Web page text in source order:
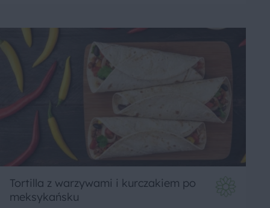
Tortilla z warzywami i kurczakiem po
meksykańsku